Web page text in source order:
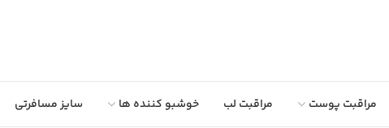
مراقبت پوست مراقبت لب خوشبو کننده ها سایز مسافرتی